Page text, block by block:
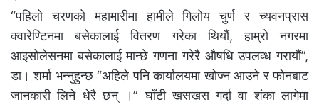
“पहिलो चरणको महामारीमा हामीले गिलोय चुर्ण र च्यवनप्रास
क्वारेण्टिनमा बसेकालाई वितरण गरेका थियौं, हाम्रो नगरमा
आइसोलेसनमा बसेकालाई मान्छे गणना गरेरै औषधि उपलव्ध गरायौं”,
डा। शर्मा भन्नुहुन्छ “अहिले पनि कार्यालयमा खोज्न आउने र फोनबाट
जानकारी लिने धेरै छन् ।” घाँटी खसखस गर्दा वा शंका लागेमा